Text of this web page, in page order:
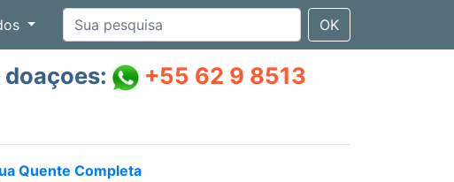
OK
+55 62 9 8513
Quente Completa